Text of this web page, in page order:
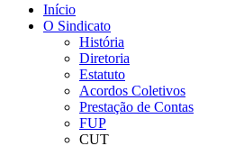
Início
O Sindicato
História
Diretoria
Estatuto
Acordos Coletivos
Prestação de Contas
FUP
CUT